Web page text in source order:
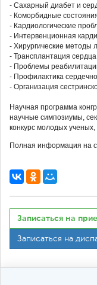
- Сахарный диабет и
- Коморбидные
- Кардиологические
- Интервенционная
- Хирургические методы
- Трансплантация сердца
- Проблемы
- Профилактика
- Организация
Научная программа
научные симпозиумы,
конкурс молодых
Полная информация на
Записаться на
Записаться на